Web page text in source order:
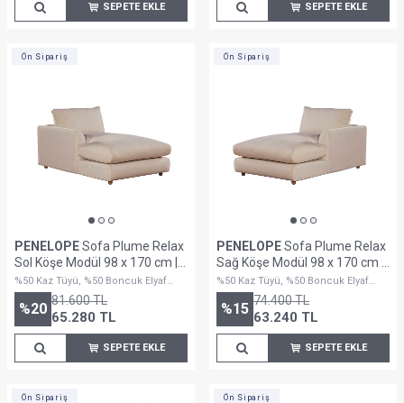
SEPETE EKLE SEPETE EKLE
Ön Sipariş
PENELOPESofa Plume Relax
Sol Köşe Modül 98 x 170 cm |
Plainfry Kumaş - Krem Dokulu
%50 Kaz Tüyü, %50 Boncuk Elyaf
Dolguludur
%20 81.600TL
65.280 TL
SEPETE EKLE
Ön Sipariş
PENELOPESofa Plume Relax
Sağ Köşe Modül 98 x 170 cm |
Plainfry Kumaş - Krem Dokulu
%50 Kaz Tüyü, %50 Boncuk Elyaf
Dolguludur
%15 74.400TL
63.240 TL
SEPETE EKLE
Ön Sipariş Ön Sipariş